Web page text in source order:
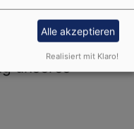
Wir freuen
Ihnen
unseres
Alle akzeptieren
Realisiert mit Klaro!